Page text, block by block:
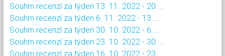
Souhrn recenzí za týden 13. 11. 2022 - 20....
Souhrn recenzí za týden 6. 11. 2022 - 13....
Souhrn recenzí za týden 30. 10. 2022 - 6....
Souhrn recenzí za týden 23. 10. 2022 - 30....
Souhrn recenzí za týden 16. 10. 2022 - 23....